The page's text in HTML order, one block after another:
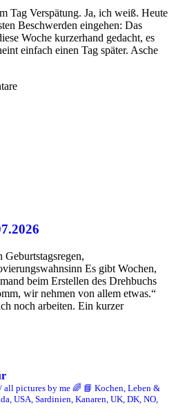
Tag Verspätung. Ja, ich weiß. Heute
Beschwerden eingehen: Das
Woche kurzerhand gedacht, es
einfach einen Tag später. Asche
Geburtstagsregen,
Es gibt Wochen,
beim Erstellen des Drehbuchs
wir nehmen von allem etwas.“
noch arbeiten. Ein kurzer
all pictures by me 🌈 📘 Kochen, Leben &
USA, Sardinien, Kanaren, UK, DK, NO,